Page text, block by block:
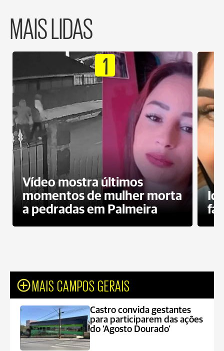
MAIS LIDAS
1
Vídeo mostra últimos
momentos de mulher morta
a pedradas em Palmeira
MAIS CAMPOS GERAIS
Castro convida gestantes
para participarem das ações
do ‘Agosto Dourado’